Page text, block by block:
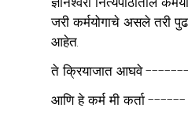
जरी कर्मयोगाचे असले तरी
आहेत.
ते क्रियाजात आघवे -------
आणि हे कर्म मी कर्ता ------